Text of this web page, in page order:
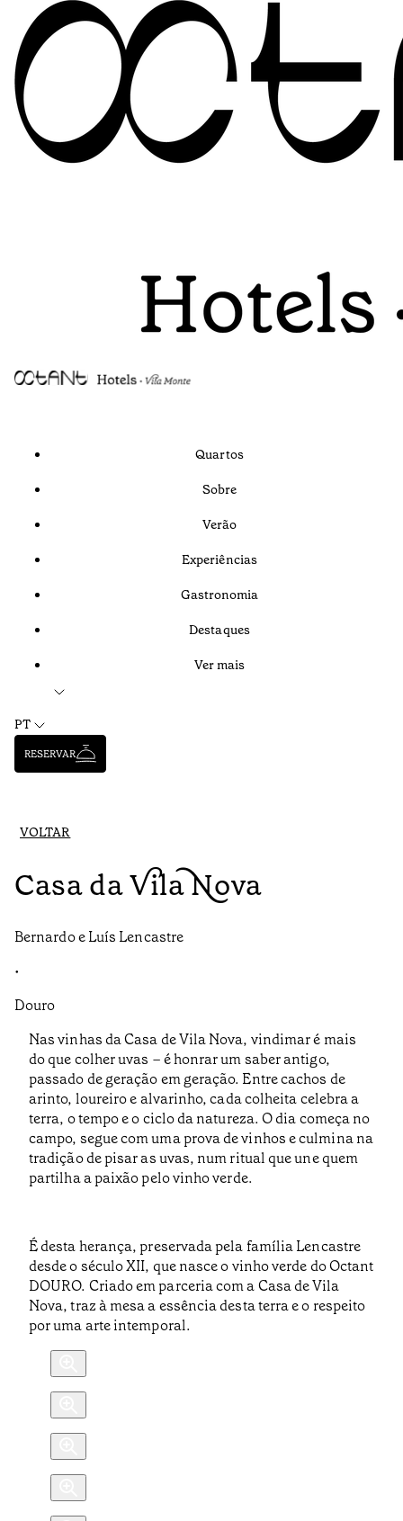
Quartos
Sobre
Verão
Experiências
Gastronomia
Destaques
Ver mais
PT
RESERVAR
VOLTAR
Casa da Vila Nova
Bernardo e Luís Lencastre
•
Douro
Nas vinhas da Casa de Vila Nova, vindimar é mais
do que colher uvas – é honrar um saber antigo,
passado de geração em geração. Entre cachos de
arinto, loureiro e alvarinho, cada colheita celebra a
terra, o tempo e o ciclo da natureza. O dia começa no
campo, segue com uma prova de vinhos e culmina na
tradição de pisar as uvas, num ritual que une quem
partilha a paixão pelo vinho verde.
É desta herança, preservada pela família Lencastre
desde o século XII, que nasce o vinho verde do Octant
DOURO. Criado em parceria com a Casa de Vila
Nova, traz à mesa a essência desta terra e o respeito
por uma arte intemporal.